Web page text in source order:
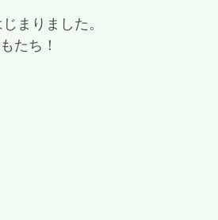
まりました。
たち！